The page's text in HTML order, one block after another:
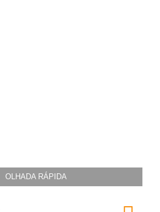
OLHADA RÁPIDA